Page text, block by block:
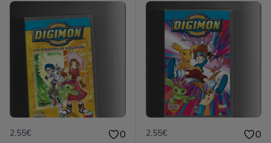
2.55€ 0 2.55€ 0